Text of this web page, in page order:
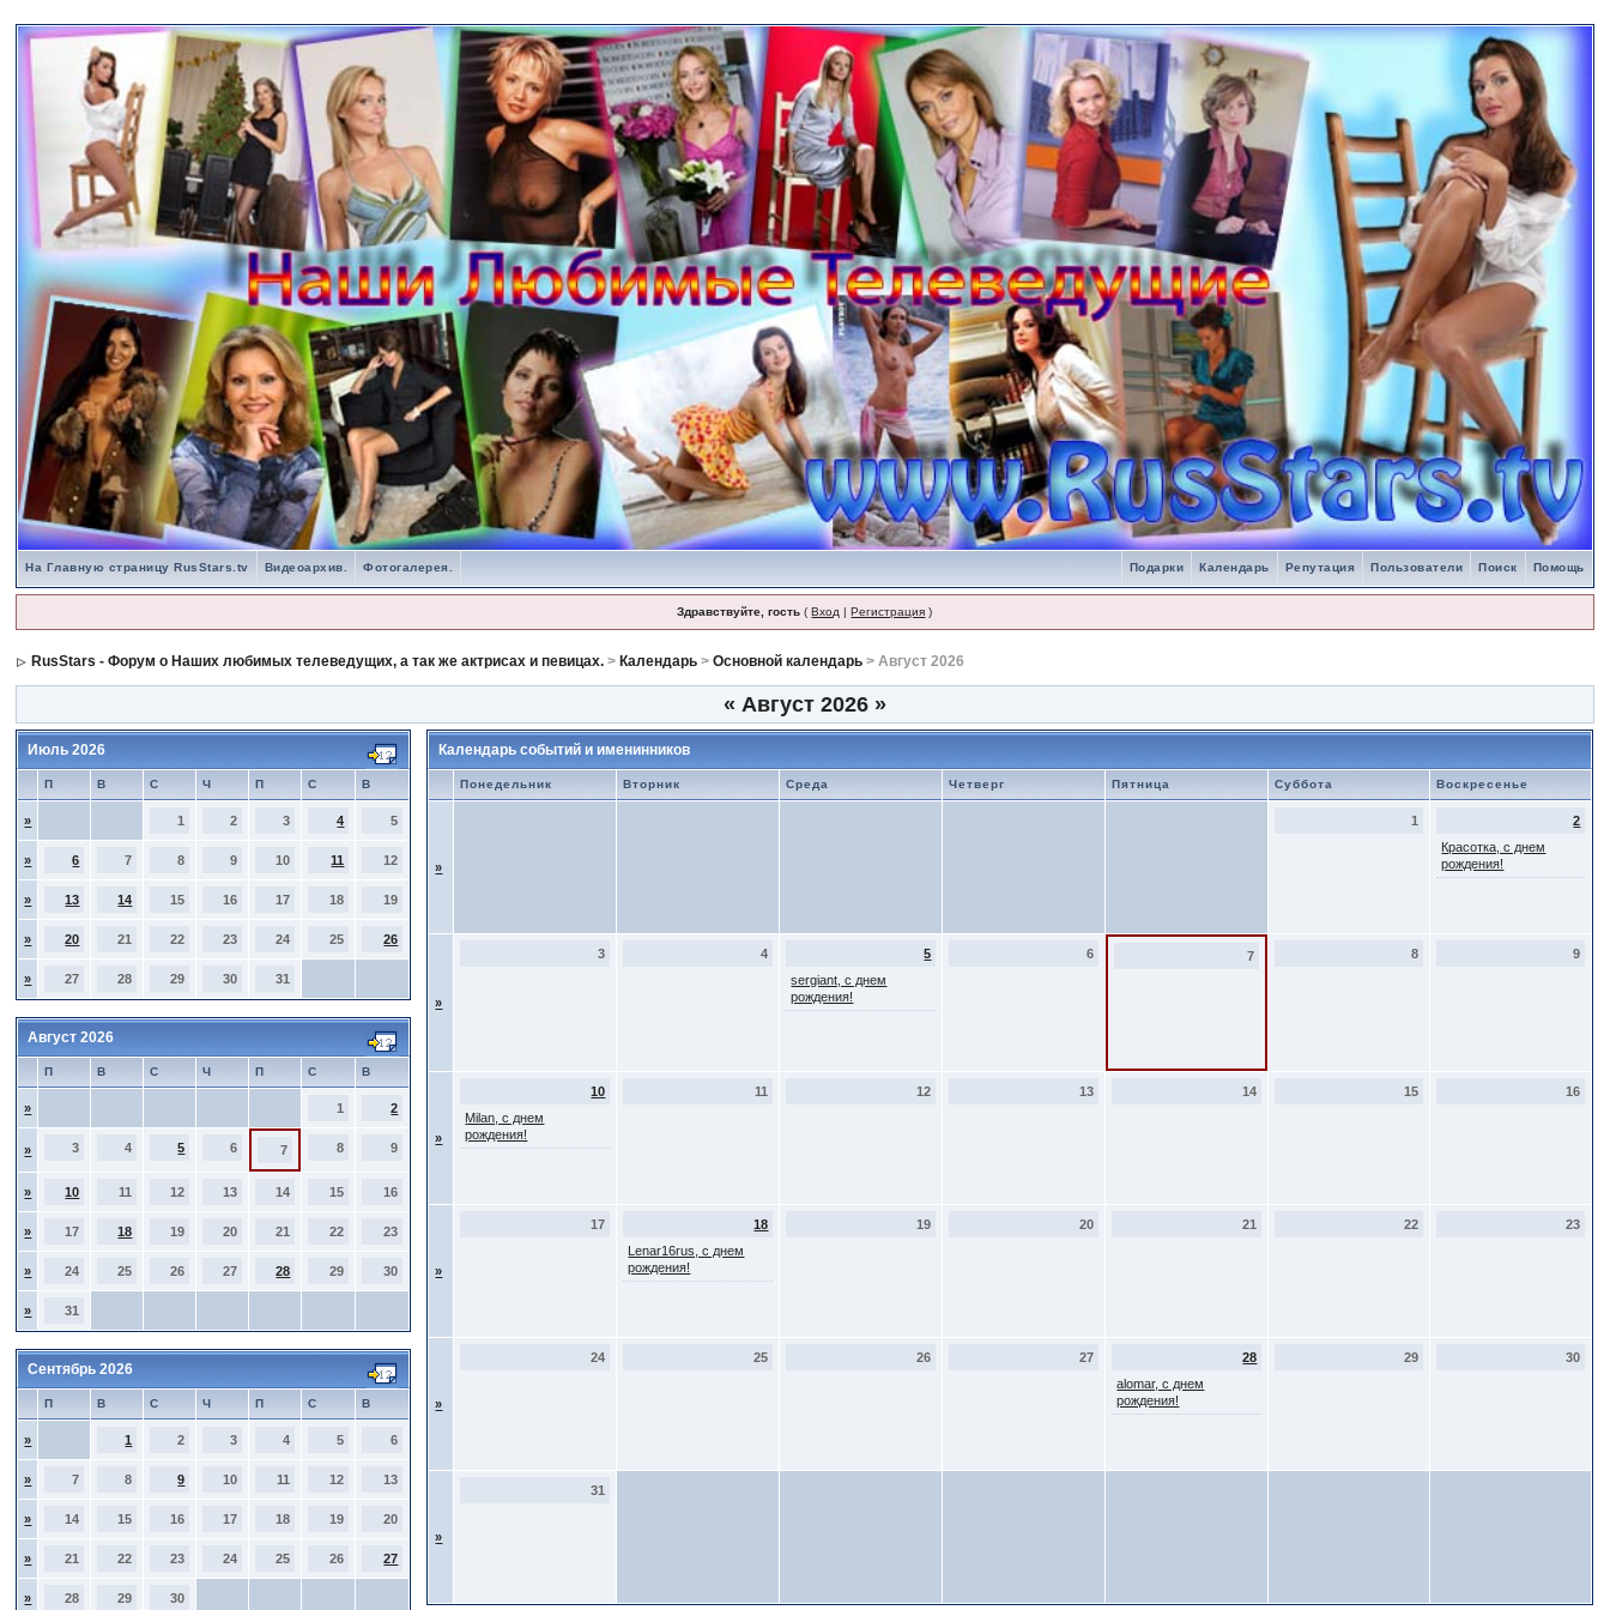
На Главную страницу RusStars.tv Помощь
Поиск
Пользователи
Репутация
Календарь
Подарки
Видеоархив. Фотогалерея.
Здравствуйте, гость (Вход |Регистрация )
RusStars - Форум о Наших любимых телеведущих, а так же актрисах и певицах. > Календарь >Основной календарь > Август 2026
« Август 2026 »
Июль 2026
П В С Ч П С В
» 1 2 3 4 5
» 6 7 8 9 10 11 12
» 13 14 15 16 17 18 19
» 20 21 22 23 24 25 26
» 27 28 29 30 31
Август 2026
П В С Ч П С В
» 1 2
» 3 4 5 6 7 8 9
» 10 11 12 13 14 15 16
» 17 18 19 20 21 22 23
» 24 25 26 27 28 29 30
» 31
Сентябрь 2026
П В С Ч П С В
» 1 2 3 4 5 6
» 7 8 9 10 11 12 13
» 14 15 16 17 18 19 20
» 21 22 23 24 25 26 27
» 28 29 30
Календарь событий и именинников
Понедельник Вторник Среда Четверг Пятница Суббота Воскресенье
»
1
2
Красотка, с днем
рождения!
»
3 4
5
sergiant, с днем
рождения!
6 7 8 9
»
10
Milan, с днем
рождения!
11 12 13 14 15 16
»
17
18
Lenar16rus, с днем
рождения!
19 20 21 22 23
»
24 25 26 27
28
alomar, с днем
рождения!
29 30
»
31